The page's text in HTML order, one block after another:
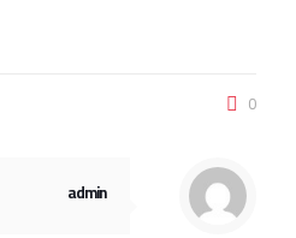
0
admin